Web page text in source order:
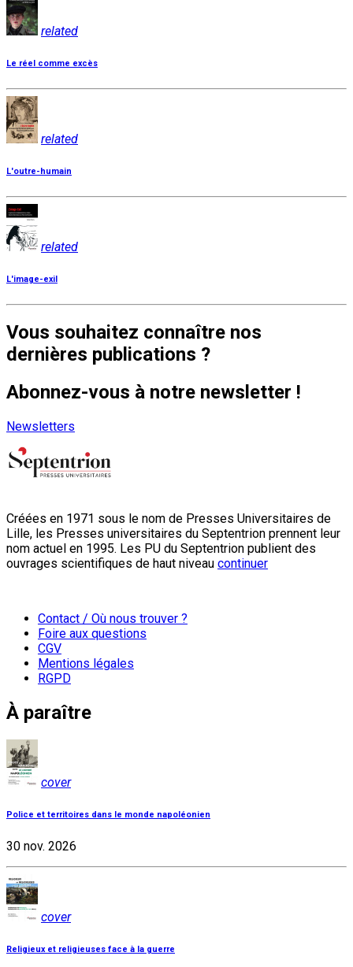
related
Le réel comme excès
related
L'outre-humain
related
L'image-exil
Vous souhaitez connaître nos
dernières publications ?
Abonnez-vous à notre newsletter !
Newsletters
Créées en 1971 sous le nom de Presses Universitaires de
Lille, les Presses universitaires du Septentrion prennent leur
nom actuel en 1995. Les PU du Septentrion publient des
ouvrages scientifiques de haut niveau continuer
Contact / Où nous trouver ?
Foire aux questions
CGV
Mentions légales
RGPD
À paraître
cover
Police et territoires dans le monde napoléonien
30 nov. 2026
cover
Religieux et religieuses face à la guerre